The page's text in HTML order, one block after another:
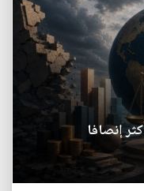
إنصافا